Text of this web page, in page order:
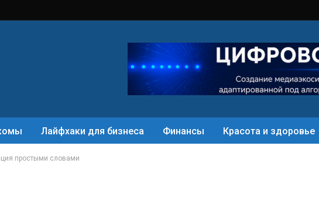
Лайфхаки для бизнеса Финансы Красота и здоровье
простыми словами